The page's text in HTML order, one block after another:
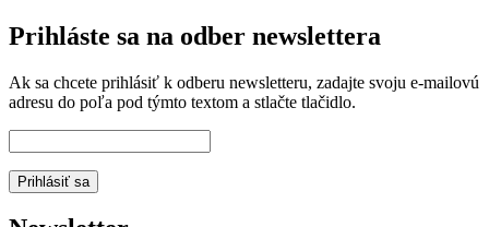
Prihláste sa na odber newslettera
Ak sa chcete prihlásiť k odberu newsletteru, zadajte svoju e-mailovú
adresu do poľa pod týmto textom a stlačte tlačidlo.